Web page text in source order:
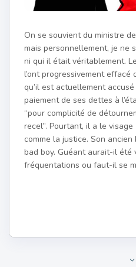
On se souvient du ministre
mais personnellement, je ne
ni qui il était véritablement.
l’ont progressivement effacé
qu’il est actuellement
paiement de ses dettes à
“pour complicité de
recel”. Pourtant, il a le
comme la justice. Son ancien
bad boy. Guéant aurait-il été
fréquentations ou faut-il se